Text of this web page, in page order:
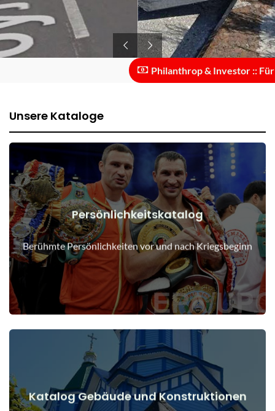
Philanthrop & Investor :: Für
Unsere Kataloge
Persönlichkeitskatalog
Berühmte Persönlichkeiten vor und nach Kriegsbeginn
Menschen vor und nach Kriegsbeginn
Details anzeigen
Katalog Gebäude und Konstruktionen
Details anzeigen